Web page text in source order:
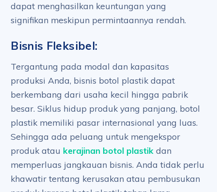
dapat menghasilkan keuntungan yang
signifikan meskipun permintaannya rendah.
Bisnis Fleksibel:
Tergantung pada modal dan kapasitas
produksi Anda, bisnis botol plastik dapat
berkembang dari usaha kecil hingga pabrik
besar. Siklus hidup produk yang panjang, botol
plastik memiliki pasar internasional yang luas.
Sehingga ada peluang untuk mengekspor
produk atau kerajinan botol plastik dan
memperluas jangkauan bisnis. Anda tidak perlu
khawatir tentang kerusakan atau pembusukan